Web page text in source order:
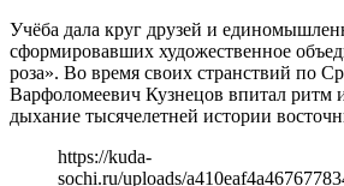
Учёба дала круг друзей и
сформировавших художественное
роза». Во время своих странствий по
Варфоломеевич Кузнецов впитал ритм
дыхание тысячелетней истории
https://kuda-
sochi.ru/uploads/